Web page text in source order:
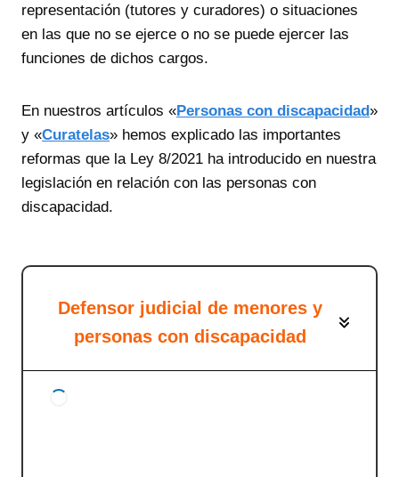
representación (tutores y curadores) o situaciones
en las que no se ejerce o no se puede ejercer las
funciones de dichos cargos.
En nuestros artículos «Personas con discapacidad»
y «Curatelas» hemos explicado las importantes
reformas que la Ley 8/2021 ha introducido en nuestra
legislación en relación con las personas con
discapacidad.
Defensor judicial de menores y
personas con discapacidad